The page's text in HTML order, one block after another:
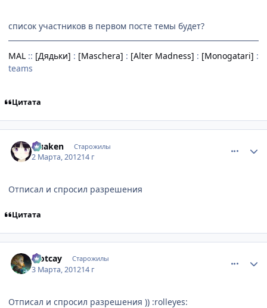
список участников в первом посте темы будет?
MAL :: [Дядьки] : [Maschera] : [Alter Madness] : [Monogatari] :
teams
Цитата
Quaken Старожилы
2 Марта, 201214 г
Отписал и спросил разрешения
Цитата
Plotcay Старожилы
3 Марта, 201214 г
Отписал и спросил разрешения )) :rolleyes: